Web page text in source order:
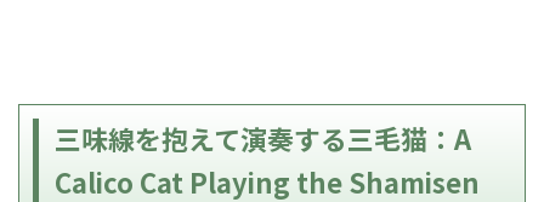
三味線を抱えて演奏する三毛猫：A
Calico Cat Playing the Shamisen